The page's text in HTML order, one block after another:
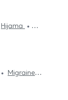
in Sint-
Osteopaten in
Hijama
Consultatie
Migraine